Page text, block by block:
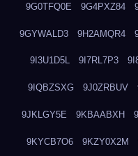
9G0TFQ0E 9G4PXZ84
9GYWALD3 9H2AMQR4
9I3U1D5L 9I7RL7P3
9IQBZSXG 9J0ZRBUV
9JKLGY5E 9KBAABXH
9KYCB7O6 9KZY0X2M